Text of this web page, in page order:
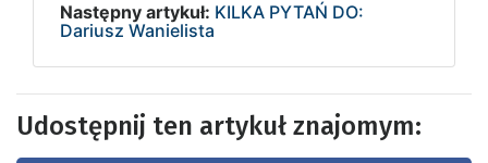
Następny artykuł: KILKA PYTAŃ DO:
Dariusz Wanielista
Udostępnij ten artykuł znajomym: